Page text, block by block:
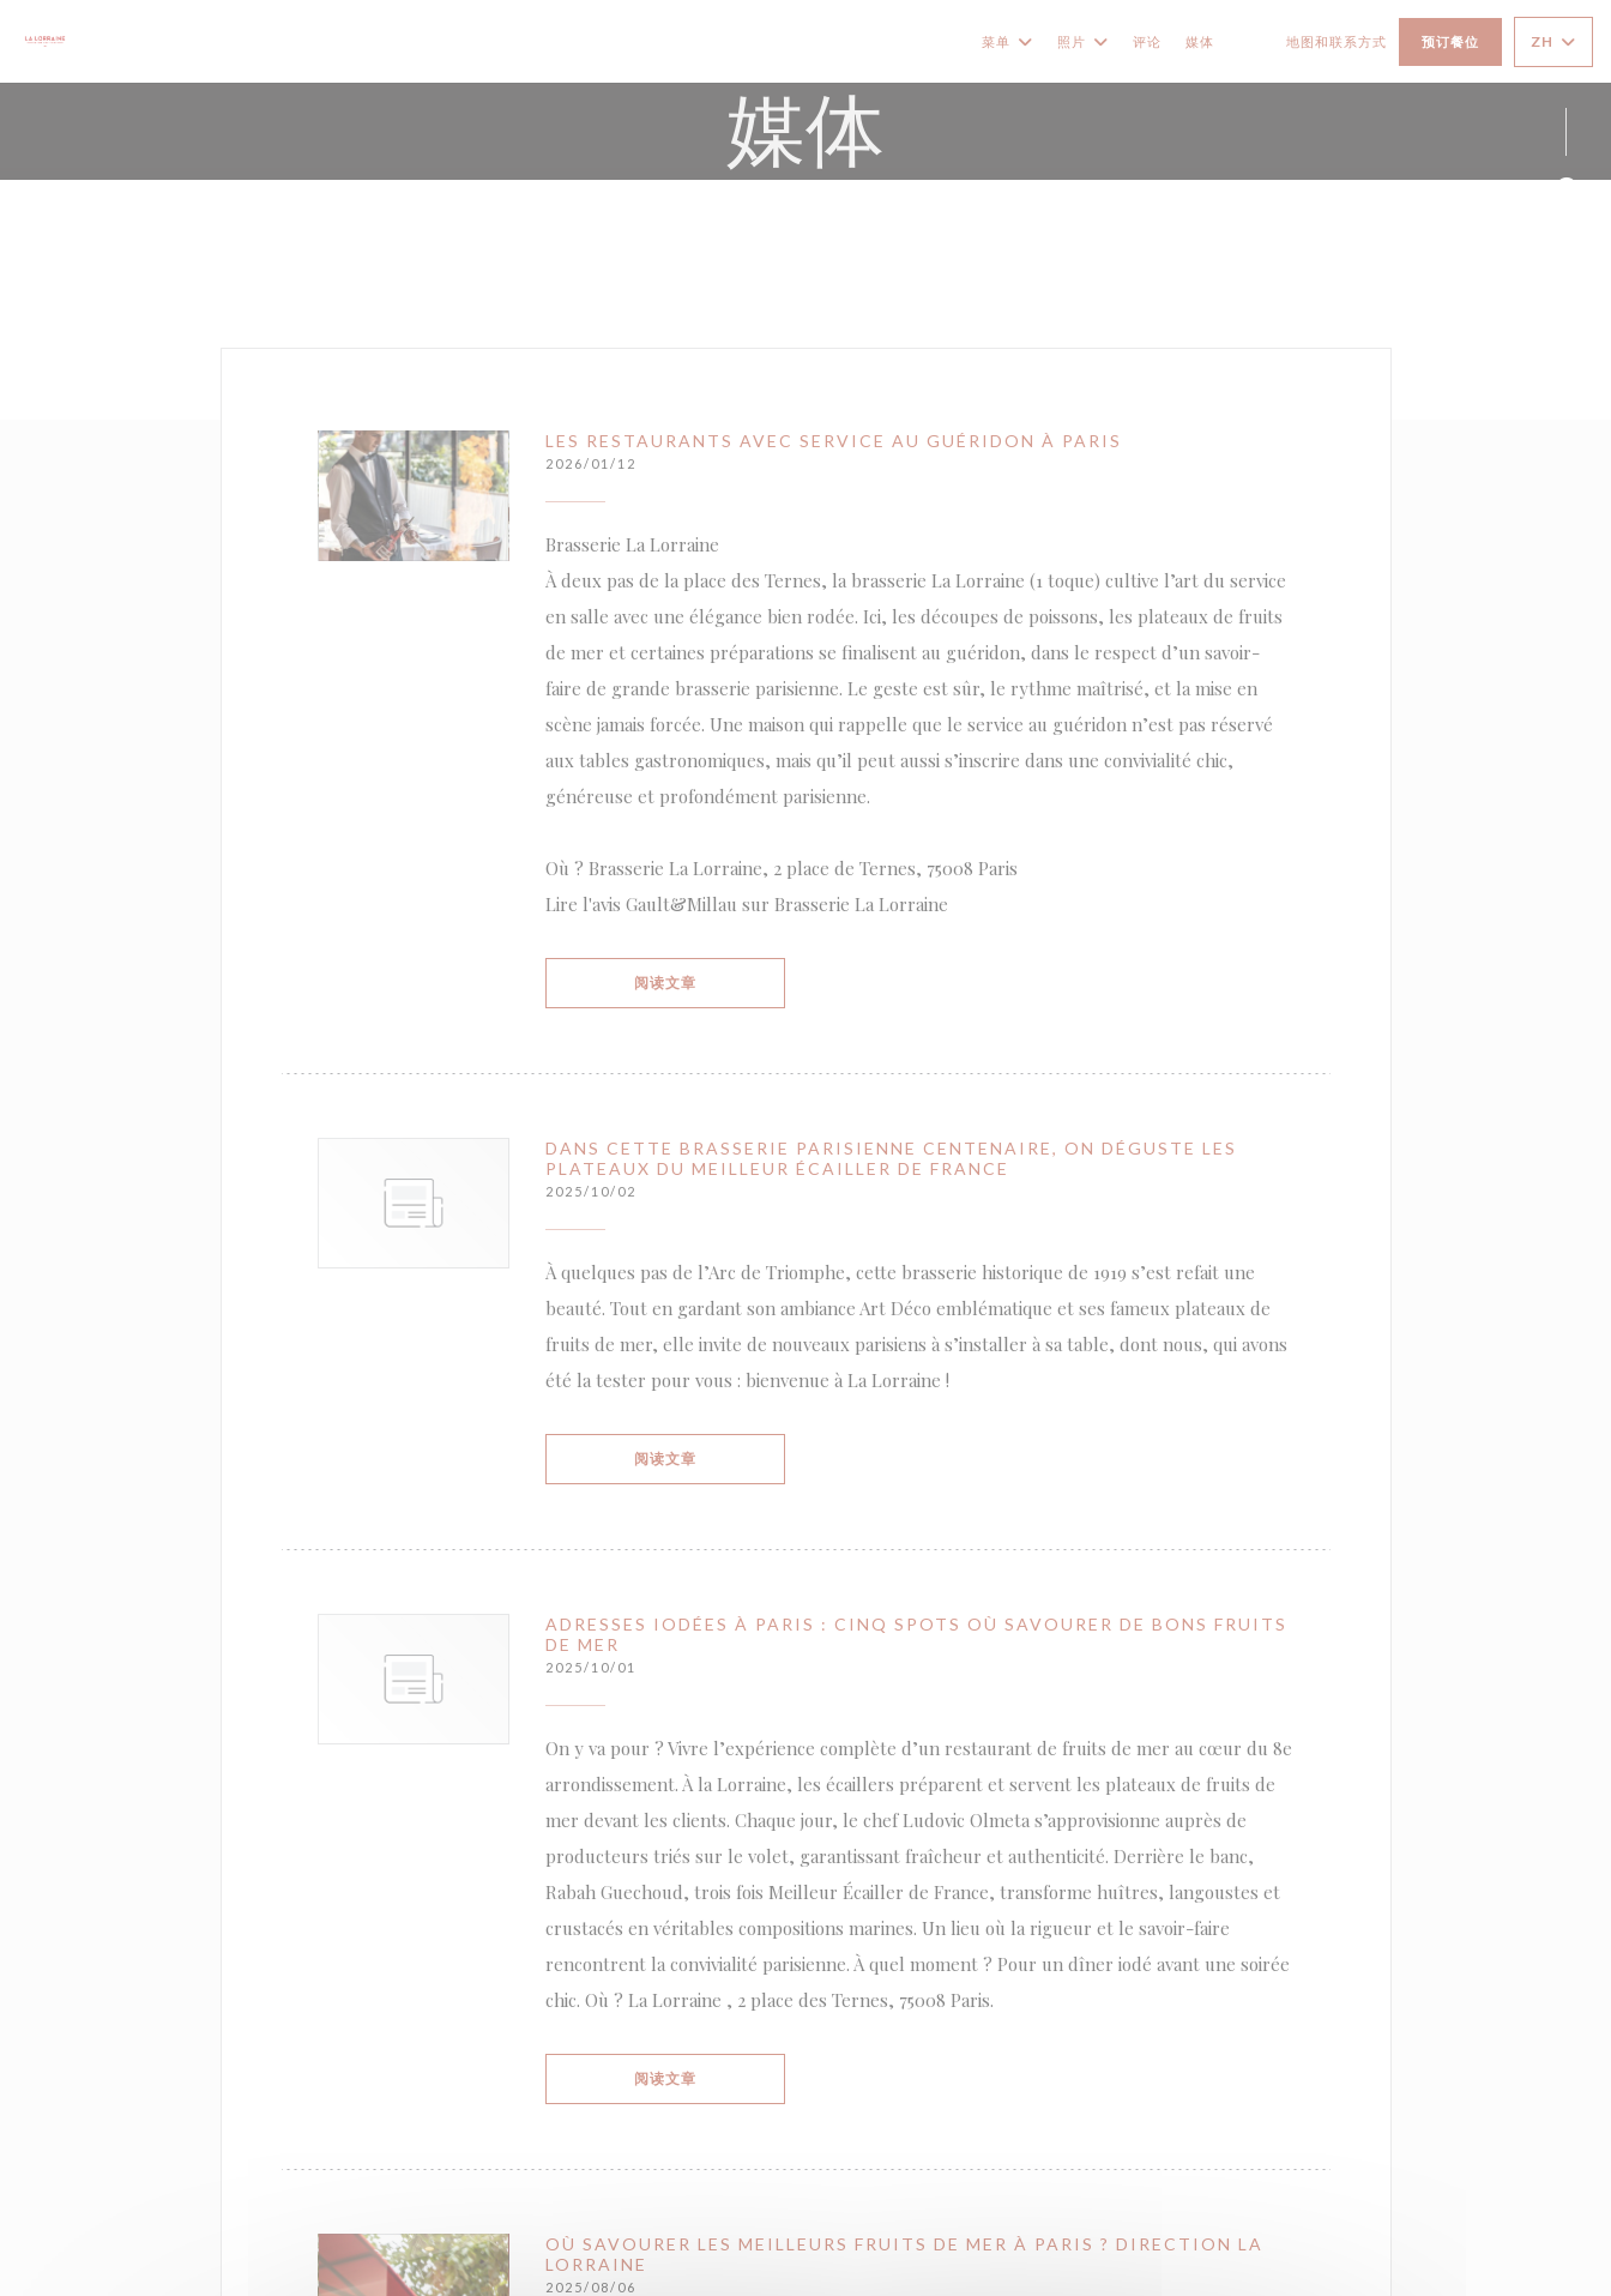
菜单 照片 评论 媒体
((在新窗口中打开))
((在新窗口中打开))
地图和联系方式 预订餐位 ZH
媒体
LES RESTAURANTS AVEC SERVICE AU GUÉRIDON À PARIS
2026/01/12
Brasserie La Lorraine
À deux pas de la place des Ternes, la brasserie La Lorraine (1 toque) cultive l’art du service
en salle avec une élégance bien rodée. Ici, les découpes de poissons, les plateaux de fruits
de mer et certaines préparations se finalisent au guéridon, dans le respect d’un savoir-
faire de grande brasserie parisienne. Le geste est sûr, le rythme maîtrisé, et la mise en
scène jamais forcée. Une maison qui rappelle que le service au guéridon n’est pas réservé
aux tables gastronomiques, mais qu’il peut aussi s’inscrire dans une convivialité chic,
généreuse et profondément parisienne.
Où ? Brasserie La Lorraine, 2 place de Ternes, 75008 Paris
Lire l'avis Gault&Millau sur Brasserie La Lorraine
阅读文章((在新窗口中打开))
DANS CETTE BRASSERIE PARISIENNE CENTENAIRE, ON DÉGUSTE LES
PLATEAUX DU MEILLEUR ÉCAILLER DE FRANCE
2025/10/02
À quelques pas de l’Arc de Triomphe, cette brasserie historique de 1919 s’est refait une
beauté. Tout en gardant son ambiance Art Déco emblématique et ses fameux plateaux de
fruits de mer, elle invite de nouveaux parisiens à s’installer à sa table, dont nous, qui avons
été la tester pour vous : bienvenue à La Lorraine !
阅读文章((在新窗口中打开))
ADRESSES IODÉES À PARIS : CINQ SPOTS OÙ SAVOURER DE BONS FRUITS
DE MER
2025/10/01
On y va pour ? Vivre l’expérience complète d’un restaurant de fruits de mer au cœur du 8e
arrondissement. À la Lorraine, les écaillers préparent et servent les plateaux de fruits de
mer devant les clients. Chaque jour, le chef Ludovic Olmeta s’approvisionne auprès de
producteurs triés sur le volet, garantissant fraîcheur et authenticité. Derrière le banc,
Rabah Guechoud, trois fois Meilleur Écailler de France, transforme huîtres, langoustes et
crustacés en véritables compositions marines. Un lieu où la rigueur et le savoir-faire
rencontrent la convivialité parisienne. À quel moment ? Pour un dîner iodé avant une soirée
chic. Où ? La Lorraine , 2 place des Ternes, 75008 Paris.
阅读文章((在新窗口中打开))
OÙ SAVOURER LES MEILLEURS FRUITS DE MER À PARIS ? DIRECTION LA
LORRAINE
2025/08/06